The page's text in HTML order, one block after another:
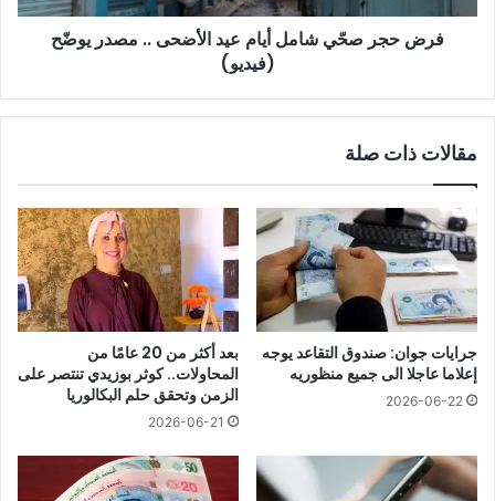
مصدر
فرض حجر صحّي شامل أيام عيد الأضحى .. مصدر يوضّح
(فيديو)
مقالات ذات صلة
جرايات جوان: صندوق التقاعد يوجه
إعلاما عاجلا الى جميع منظوريه
2026-06-22
بعد أكثر من 20 عامًا من
المحاولات.. كوثر بوزيدي تنتصر على
الزمن وتحقق حلم البكالوريا
2026-06-21